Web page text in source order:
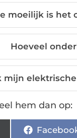
moeilijk is het
Hoeveel
mijn
hem dan op: